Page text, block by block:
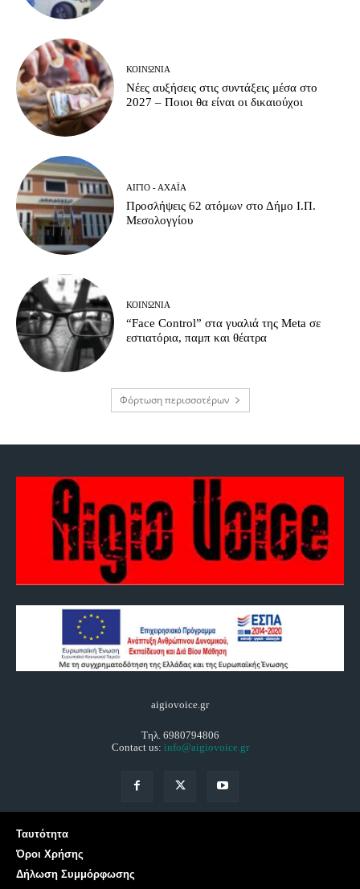
ΚΟΙΝΩΝΊΑ
Νέες αυξήσεις στις συντάξεις μέσα στο
2027 – Ποιοι θα είναι οι δικαιούχοι
ΑΊΓΙΟ - ΑΧΑΪ́Α
Προσλήψεις 62 ατόμων στο Δήμο Ι.Π.
Μεσολογγίου
ΚΟΙΝΩΝΊΑ
“Face Control” στα γυαλιά της Meta σε
εστιατόρια, παμπ και θέατρα
Φόρτωση περισσοτέρων
aigiovoice.gr
Τηλ. 6980794806
Contact us: info@aigiovoice.gr
Ταυτότητα
Όροι Χρήσης
Δήλωση Συμμόρφωσης